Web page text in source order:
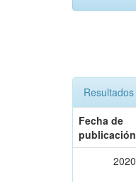
Fecha de
publicación
2020